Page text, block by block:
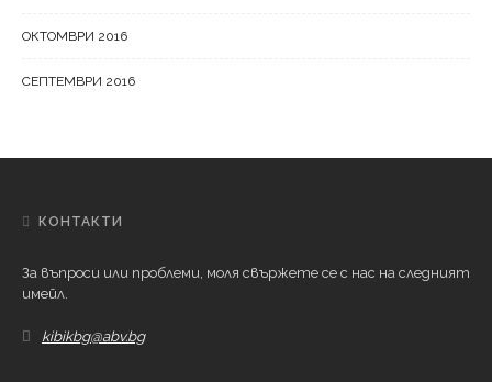
ОКТОМВРИ 2016
СЕПТЕМВРИ 2016
КОНТАКТИ
За въпроси или проблеми, моля свържете се с нас на следният
имейл.
kibikbg@abv.bg